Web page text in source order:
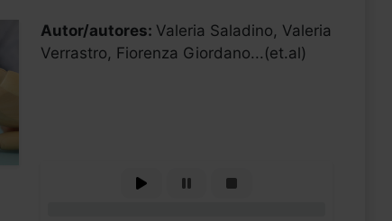
Autor/autores: Valeria Saladino, Valeria
Verrastro, Fiorenza Giordano...(et.al)